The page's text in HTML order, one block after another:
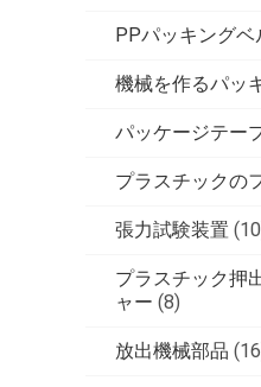
PPパッキングベ
機械を作るパッ
パッケージテー
プラスチックの
張力試験装置
プラスチック押
ャー (8)
放出機械部品